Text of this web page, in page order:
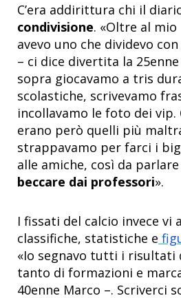
C’era addirittura chi il
condivisione. «Oltre al
avevo uno che dividevo
– ci dice divertita la 25enne
sopra giocavamo a tris
scolastiche, scrivevamo
incollavamo le foto dei
erano però quelli più
strappavamo per farci i
alle amiche, così da parlare
beccare dai professori».
I fissati del calcio invece vi
classifiche, statistiche e
«Io segnavo tutti i risultati
tanto di formazioni e
40enne Marco –. Scriverci